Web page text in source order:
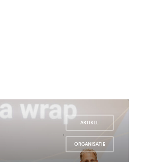
ARTIKEL
ORGANISATIE